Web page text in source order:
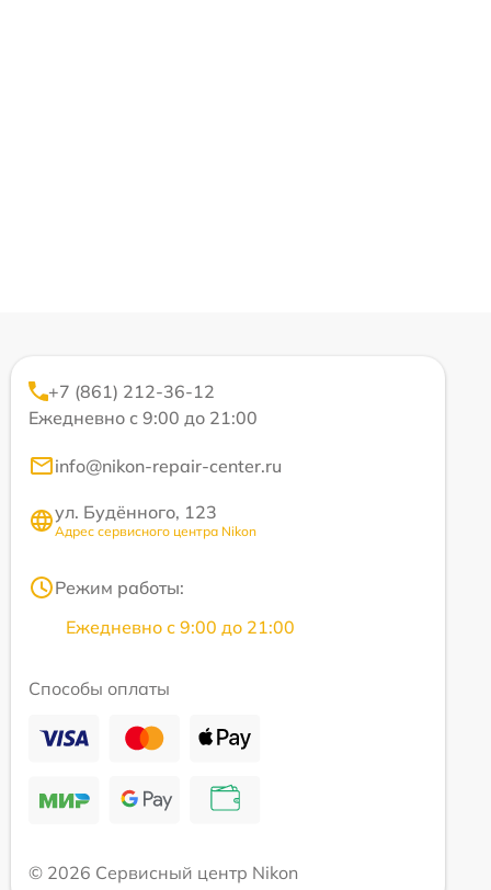
+7 (861) 212-36-12
Ежедневно с 9:00 до 21:00
info@nikon-repair-center.ru
ул. Будённого, 123
Адрес сервисного центра Nikon
Режим работы:
Ежедневно с 9:00 до 21:00
Способы оплаты
© 2026 Сервисный центр Nikon